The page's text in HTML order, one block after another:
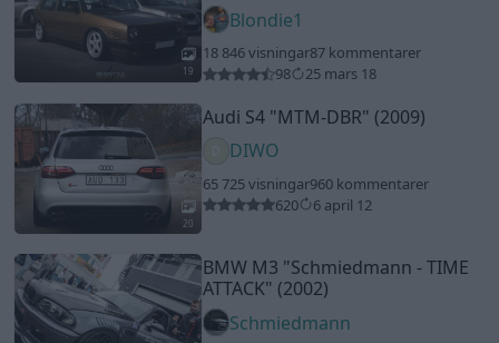
19
Blondie1
18 846 visningar87 kommentarer
98
25 mars 18
20
Audi S4 "MTM-DBR" (2009)
DIWO
65 725 visningar960 kommentarer
620
6 april 12
BMW M3 "Schmiedmann - TIME
ATTACK" (2002)
Schmiedmann